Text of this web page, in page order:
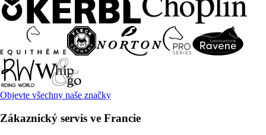
Objevte všechny naše značky
Zákaznický servis ve Francie